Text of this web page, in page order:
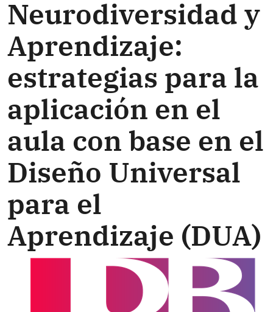
Neurodiversidad y
Aprendizaje:
estrategias para la
aplicación en el
aula con base en el
Diseño Universal
para el
Aprendizaje (DUA)